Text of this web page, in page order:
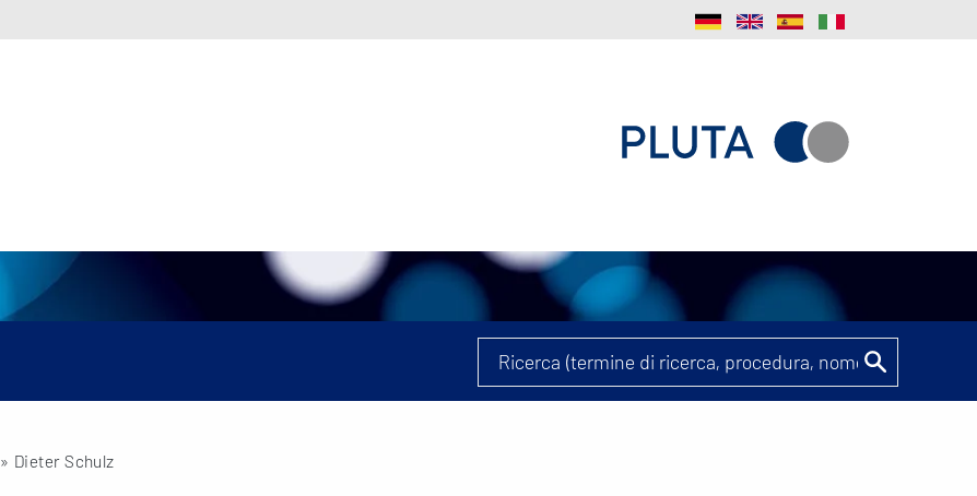
» Dieter Schulz